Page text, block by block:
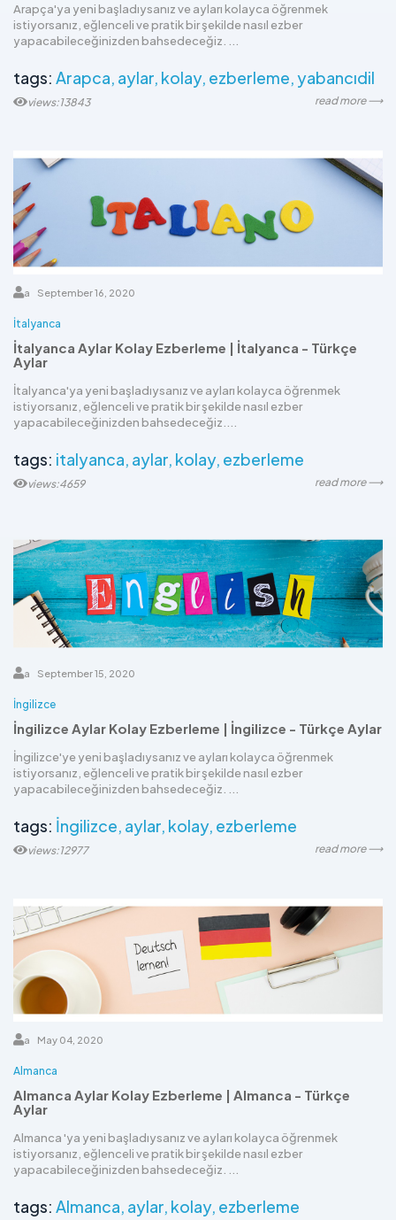
Arapça'ya yeni başladıysanız ve ayları kolayca öğrenmek
istiyorsanız, eğlenceli ve pratik bir şekilde nasıl ezber
yapacabileceğinizden bahsedeceğiz. ...
tags: Arapca aylar kolay ezberleme yabancıdil
views:13843 read more ⟶
a September 16, 2020
İtalyanca
İtalyanca Aylar Kolay Ezberleme | İtalyanca - Türkçe
Aylar
İtalyanca'ya yeni başladıysanız ve ayları kolayca öğrenmek
istiyorsanız, eğlenceli ve pratik bir şekilde nasıl ezber
yapacabileceğinizden bahsedeceğiz....
tags: italyanca aylar kolay ezberleme
views:4659 read more ⟶
a September 15, 2020
İngilizce
İngilizce Aylar Kolay Ezberleme | İngilizce - Türkçe Aylar
İngilizce'ye yeni başladıysanız ve ayları kolayca öğrenmek
istiyorsanız, eğlenceli ve pratik bir şekilde nasıl ezber
yapacabileceğinizden bahsedeceğiz. ...
tags: İngilizce aylar kolay ezberleme
views:12977 read more ⟶
a May 04, 2020
Almanca
Almanca Aylar Kolay Ezberleme | Almanca - Türkçe
Aylar
Almanca 'ya yeni başladıysanız ve ayları kolayca öğrenmek
istiyorsanız, eğlenceli ve pratik bir şekilde nasıl ezber
yapacabileceğinizden bahsedeceğiz. ...
tags: Almanca aylar kolay ezberleme